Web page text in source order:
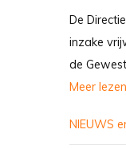
De
inzake
de
Meer
NIEUWS